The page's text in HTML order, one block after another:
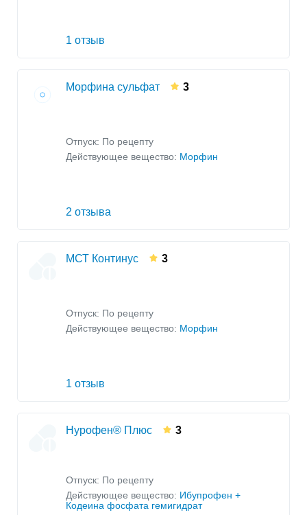
1 отзыв
Морфина сульфат 3
Отпуск: По рецепту
Действующее вещество: Морфин
2 отзыва
МСТ Континус 3
Отпуск: По рецепту
Действующее вещество: Морфин
1 отзыв
Нурофен® Плюс 3
Отпуск: По рецепту
Действующее вещество: Ибупрофен +
Кодеина фосфата гемигидрат